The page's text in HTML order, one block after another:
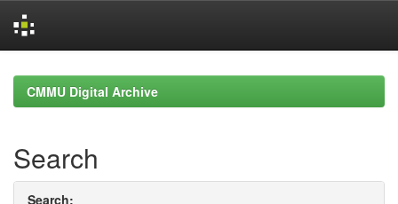
navigationCMMU Digital Archive
Search
Search: